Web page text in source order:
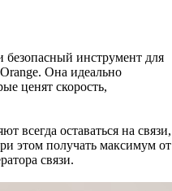
безопасный инструмент для
Она идеально
ценят скорость,
всегда оставаться на связи,
этом получать максимум от
связи.